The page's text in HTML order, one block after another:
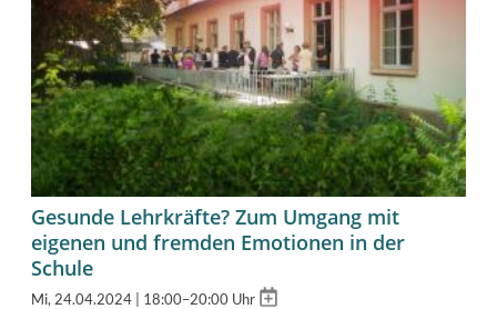
Gesunde Lehrkräfte? Zum Umgang mit
eigenen und fremden Emotionen in der
Schule
Mi, 24.04.2024 | 18:00–20:00 Uhr Add